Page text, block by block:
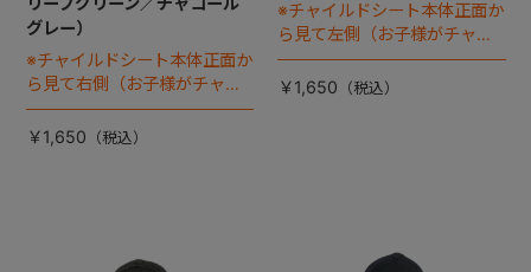
グレー）
※チャイルドシート本体正面か
ら見て右側（お子様がチャイ
ルドシートに座った状態で左
手側となります）
￥1,650
※チャイルドシート本体正面か
ら見て左側（お子様がチャイ
ルドシートに座った状態で右
手側となります）
￥1,650